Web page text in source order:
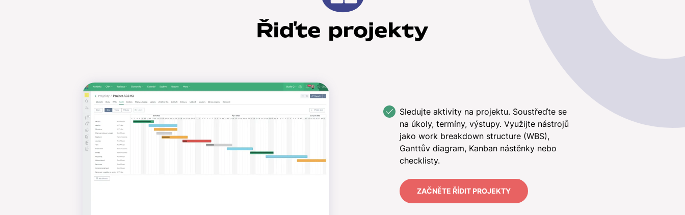
Řiďte projekty
Sledujte aktivity na projektu. Soustřeďte se
na úkoly, termíny, výstupy. Využijte nástrojů
jako work breakdown structure (WBS),
Ganttův diagram, Kanban nástěnky nebo
checklisty.
ZAČNĚTE ŘÍDIT PROJEKTY